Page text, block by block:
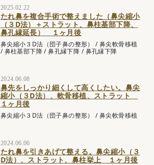
2025.02.22
たれ鼻を複合手術で整えました（鼻尖縮小
（３D法）＋ストラット、鼻柱基部下降、
鼻孔縁延長） １ヶ月後
鼻尖縮小３D法（団子鼻の整形） /鼻尖軟骨移植
/鼻柱基部下降/鼻孔縁下降 /鼻孔縁下降
2024.06.08
鼻先をしっかり細くして高くしたい。鼻尖
縮小（３D法）、軟骨移植、ストラット
１ヶ月後
鼻尖縮小３D法（団子鼻の整形） /鼻尖軟骨移植
2024.06.06
たれ鼻を引きあげて整える。鼻尖縮小（３
D法）、ストラット、鼻柱挙上 １ヶ月後